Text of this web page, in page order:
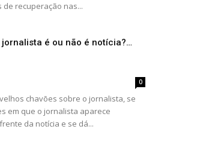
recuperação nas...
jornalista é ou não é notícia?…
0
chavões sobre o jornalista, se
em que o jornalista aparece
da notícia e se dá...